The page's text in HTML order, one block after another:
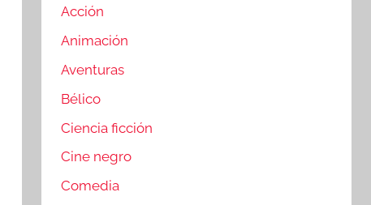
Acción
Animación
Aventuras
Bélico
Ciencia ficción
Cine negro
Comedia